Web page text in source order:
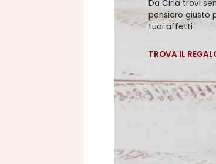
Da Cirla trovi
pensiero giusto
tuoi affetti
TROVA IL